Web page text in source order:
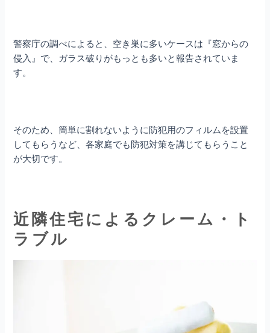
警察庁の調べによると、空き巣に多いケースは『窓からの
侵入』で、ガラス破りがもっとも多いと報告されていま
す。
そのため、簡単に割れないように防犯用のフィルムを設置
してもらうなど、各家庭でも防犯対策を講じてもらうこと
が大切です。
近隣住宅によるクレーム・ト
ラブル